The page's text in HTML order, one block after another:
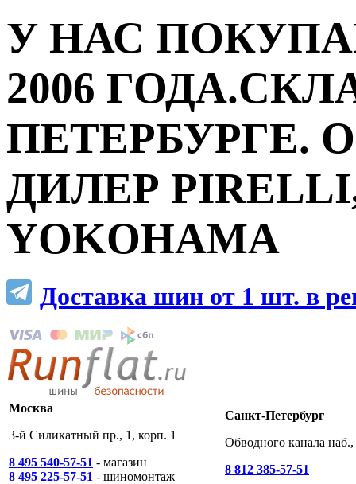
У НАС
2006
ПЕТЕРБУРГЕ.
ДИЛЕР
YOKOHAMA
Доставка шин от 1 шт. в
Москва
3-й Силикатный пр., 1, корп. 1
8 495 540-57-51 - магазин
8 495 225-57-51 - шиномонтаж
Санкт-Петербург
Обводного канала
8 812 385-57-51